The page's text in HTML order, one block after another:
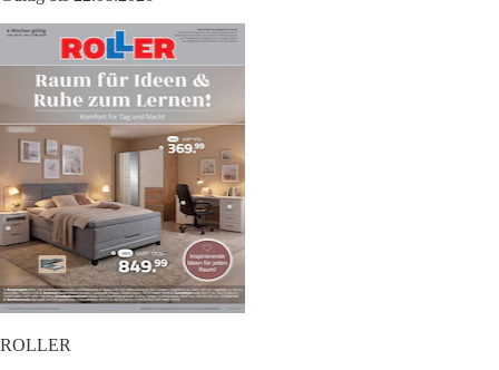
ROLLER